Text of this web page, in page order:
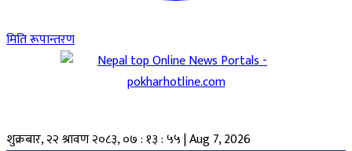
मिति रूपान्तरण
शुक्रबार, २२ श्रावण २०८३,०७ : १३ : ५६|Aug 7, 2026